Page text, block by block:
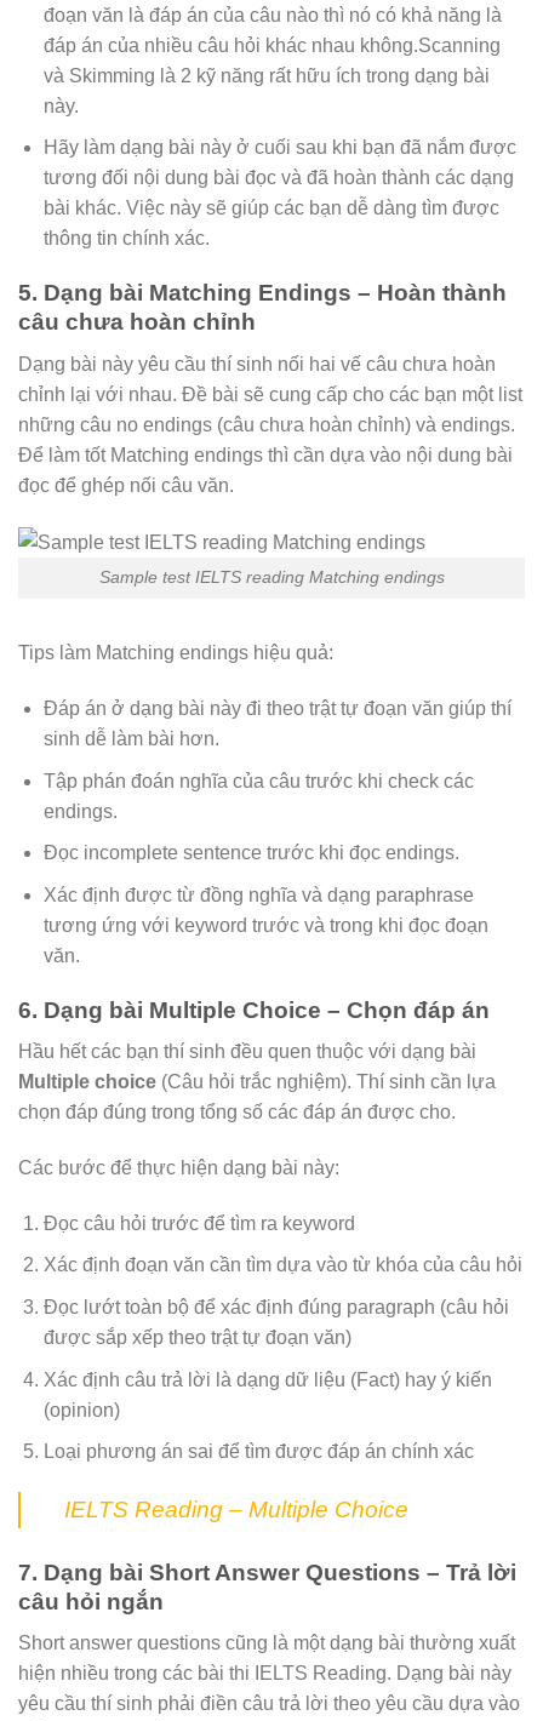
đoạn văn là đáp án của câu nào thì nó có khả năng là
đáp án của nhiều câu hỏi khác nhau không.Scanning
và Skimming là 2 kỹ năng rất hữu ích trong dạng bài
này.
Hãy làm dạng bài này ở cuối sau khi bạn đã nắm được
tương đối nội dung bài đọc và đã hoàn thành các dạng
bài khác. Việc này sẽ giúp các bạn dễ dàng tìm được
thông tin chính xác.
5. Dạng bài Matching Endings – Hoàn thành
câu chưa hoàn chỉnh
Dạng bài này yêu cầu thí sinh nối hai vế câu chưa hoàn
chỉnh lại với nhau. Đề bài sẽ cung cấp cho các bạn một list
những câu no endings (câu chưa hoàn chỉnh) và endings.
Để làm tốt Matching endings thì cần dựa vào nội dung bài
đọc để ghép nối câu văn.
Sample test IELTS reading Matching endings
Tips làm Matching endings hiệu quả:
Đáp án ở dạng bài này đi theo trật tự đoạn văn giúp thí
sinh dễ làm bài hơn.
Tập phán đoán nghĩa của câu trước khi check các
endings.
Đọc incomplete sentence trước khi đọc endings.
Xác định được từ đồng nghĩa và dạng paraphrase
tương ứng với keyword trước và trong khi đọc đoạn
văn.
6. Dạng bài Multiple Choice – Chọn đáp án
Hầu hết các bạn thí sinh đều quen thuộc với dạng bài
Multiple choice (Câu hỏi trắc nghiệm). Thí sinh cần lựa
chọn đáp đúng trong tổng số các đáp án được cho.
Các bước để thực hiện dạng bài này:
Đọc câu hỏi trước để tìm ra keyword
Xác định đoạn văn cần tìm dựa vào từ khóa của câu hỏi
Đọc lướt toàn bộ để xác định đúng paragraph (câu hỏi
được sắp xếp theo trật tự đoạn văn)
Xác định câu trả lời là dạng dữ liệu (Fact) hay ý kiến
(opinion)
Loại phương án sai để tìm được đáp án chính xác
IELTS Reading – Multiple Choice
7. Dạng bài Short Answer Questions – Trả lời
câu hỏi ngắn
Short answer questions cũng là một dạng bài thường xuất
hiện nhiều trong các bài thi IELTS Reading. Dạng bài này
yêu cầu thí sinh phải điền câu trả lời theo yêu cầu dựa vào